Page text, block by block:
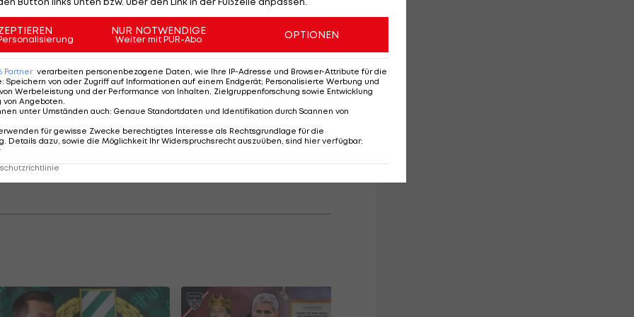
Sport-Podcast"
und die Wandlung
hören über die Sternstunde gegen
Inter Mailandin den
den 90ern und gelangen über die Reichel-Ära in die
Projekt.Hier anhören:
NUR NOTWENDIGE
Weiter mit PUR-Abo OPTIONEN
Partner verarbeiten personenbezogene Daten, wie Ihre IP-Adresse und Browser-Attribute für die
: Speichern von oder Zugriff auf Informationen auf einem Endgerät; Personalisierte Werbung und
Werbeleistung und der Performance von Inhalten, Zielgruppenforschung sowie Entwicklung
von Angeboten.
unter Umständen auch: Genaue Standortdaten und Identifikation durch Scannen von
für gewisse Zwecke berechtigtes Interesse als Rechtsgrundlage für die
Details dazu, sowie die Möglichkeit Ihr Widerspruchsrecht auszuüben, sind hier verfügbar: